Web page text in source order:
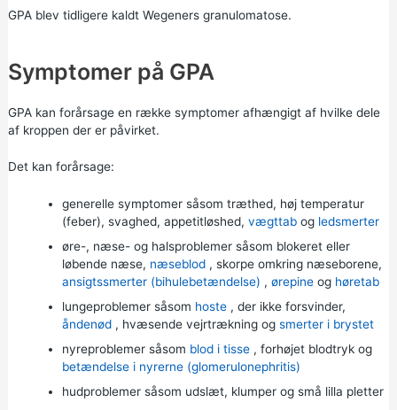
GPA blev tidligere kaldt Wegeners granulomatose.
Symptomer på GPA
GPA kan forårsage en række symptomer afhængigt af hvilke dele
af kroppen der er påvirket.
Det kan forårsage:
generelle symptomer såsom træthed, høj temperatur
(feber), svaghed, appetitløshed, vægttabog ledsmerter
øre-, næse- og halsproblemer såsom blokeret eller
løbende næse, næseblod, skorpe omkring næseborene,
ansigtssmerter (bihulebetændelse) , ørepineog høretab
lungeproblemer såsom hoste, der ikke forsvinder,
åndenød, hvæsende vejrtrækning og smerter i brystet
nyreproblemer såsom blod i tisse, forhøjet blodtrykog
betændelse i nyrerne (glomerulonephritis)
hudproblemer såsom udslæt, klumper og små lilla pletter